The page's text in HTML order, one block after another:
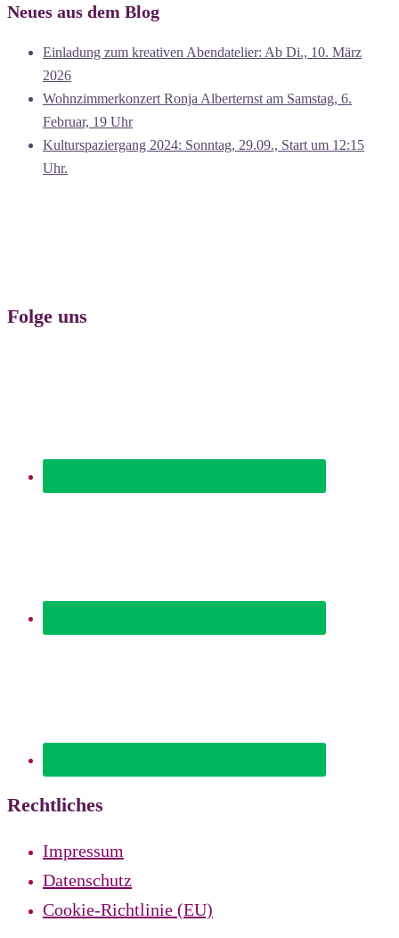
Neues aus dem Blog
Einladung zum kreativen Abendatelier: Ab Di., 10. März
2026
Wohnzimmerkonzert Ronja Alberternst am Samstag, 6.
Februar, 19 Uhr
Kulturspaziergang 2024: Sonntag, 29.09., Start um 12:15
Uhr.
Folge uns
Rechtliches
Impressum
Datenschutz
Cookie-Richtlinie (EU)